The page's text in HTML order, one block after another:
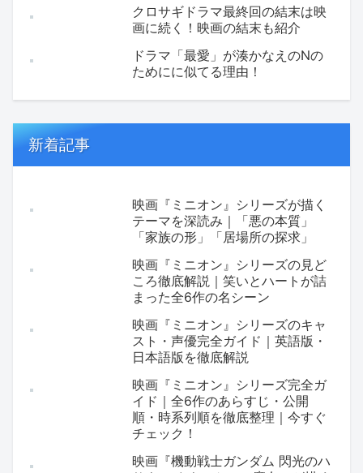
クロサギドラマ最終回の結末は映
画に続く！映画の結末も紹介
ドラマ「最愛」が湊かなえのNの
ためにに似てる理由！
新着記事
映画『ミニオン』シリーズが描く
テーマを深読み｜「悪の本質」
「家族の形」「居場所の探求」
映画『ミニオン』シリーズの見ど
ころ徹底解説｜笑いとハートが詰
まった全6作の名シーン
映画『ミニオン』シリーズのキャ
スト・声優完全ガイド｜英語版・
日本語版を徹底解説
映画『ミニオン』シリーズ完全ガ
イド｜全6作のあらすじ・公開
順・時系列順を徹底整理｜今すぐ
チェック！
映画『機動戦士ガンダム 閃光のハ